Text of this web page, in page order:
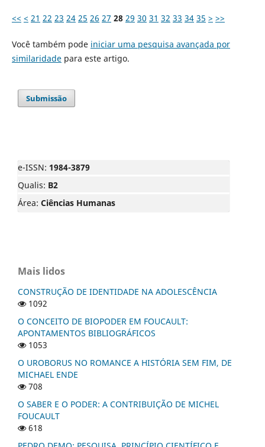
<< < 21 22 23 24 25 26 27 28 29 30 31 32 33 34 35 > >>
Você também pode iniciar uma pesquisa avançada por
similaridadepara este artigo.
Submissão
e-ISSN: 1984-3879
Qualis: B2
Área: Ciências Humanas
Mais lidos
CONSTRUÇÃO DE IDENTIDADE NA ADOLESCÊNCIA
1092
O CONCEITO DE BIOPODER EM FOUCAULT:
APONTAMENTOS BIBLIOGRÁFICOS
1053
O UROBORUS NO ROMANCE A HISTÓRIA SEM FIM, DE
MICHAEL ENDE
708
O SABER E O PODER: A CONTRIBUIÇÃO DE MICHEL
FOUCAULT
618